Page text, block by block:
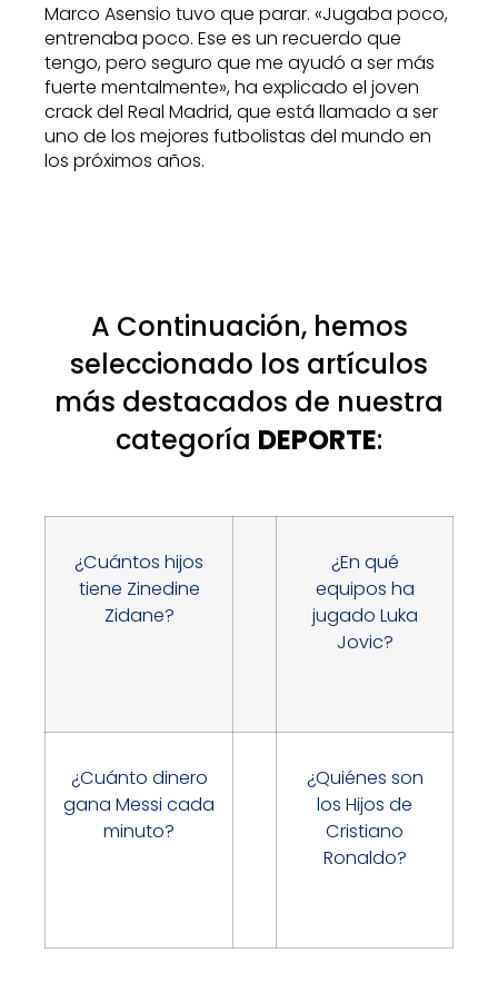
Marco Asensio tuvo que parar. «Jugaba poco,
entrenaba poco. Ese es un recuerdo que
tengo, pero seguro que me ayudó a ser más
fuerte mentalmente», ha explicado el joven
crack del Real Madrid, que está llamado a ser
uno de los mejores futbolistas del mundo en
los próximos años.
A Continuación, hemos
seleccionado los artículos
más destacados de nuestra
categoría DEPORTE:
¿Cuántos hijos
tiene Zinedine
Zidane?
¿En qué
equipos ha
jugado Luka
Jovic?
¿Cuánto dinero
gana Messi cada
minuto?
¿Quiénes son
los Hijos de
Cristiano
Ronaldo?